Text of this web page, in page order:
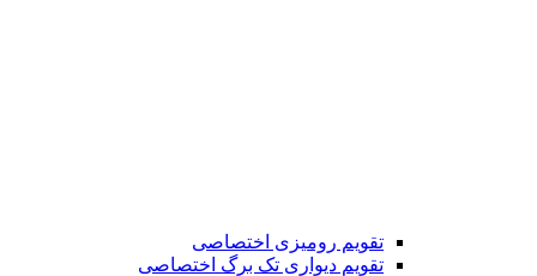
تقویم رومیزی اختصاصی
تقویم دیواری تک برگ اختصاصی